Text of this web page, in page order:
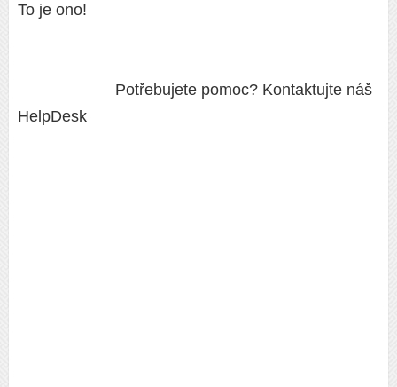
To je ono!
Potřebujete pomoc? Kontaktujte náš
HelpDesk